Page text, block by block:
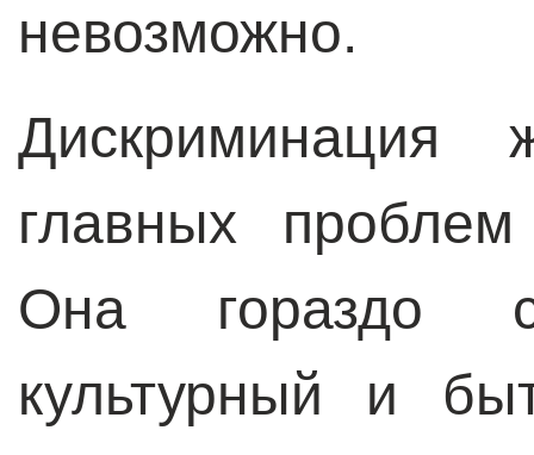
невозможно.
главных
Она гораздо
культурный и